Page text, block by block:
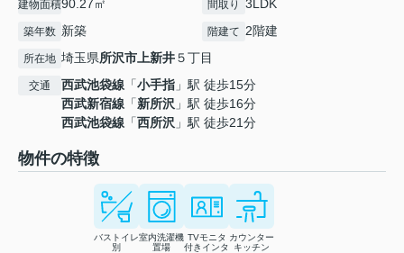
建物面積90.27㎡ 間取り 3LDK
築年数 新築 階建て 2階建
所在地 埼玉県所沢市上新井５丁目
交通 西武池袋線 「小手指 」駅 徒歩15分
西武新宿線 「新所沢 」駅 徒歩16分
西武池袋線 「西所沢 」駅 徒歩21分
物件の特徴
バストイレ
別
室内洗濯機
置場
TVモニタ
付きインタ
カウンター
キッチン